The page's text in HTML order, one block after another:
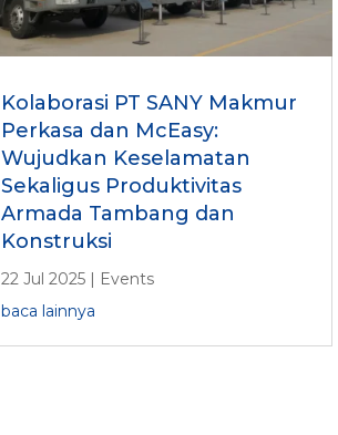
Kolaborasi PT SANY Makmur
Perkasa dan McEasy:
Wujudkan Keselamatan
Sekaligus Produktivitas
Armada Tambang dan
Konstruksi
22 Jul 2025 | Events
baca lainnya